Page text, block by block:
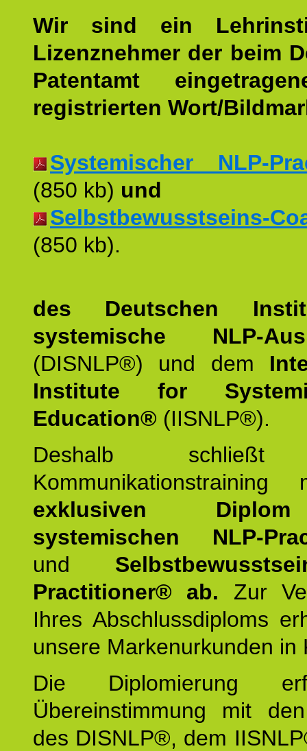
Wir sind ein
Lizenznehmer der beim
Patentamt
registrierten Wort/
Systemischer NLP-
(850 kb) und
Selbstbewusstseins-
(850 kb).
des Deutschen
systemische NLP-
(DISNLP®) und dem
Institute for
Education® (IISNLP®).
Deshalb schließt
exklusiven
systemischen NLP-
und
Practitioner® ab. Zur
Ihres Abschlussdiploms
unsere Markenurkunden in
Die Diplomierung
Übereinstimmung mit
des DISNLP®, dem